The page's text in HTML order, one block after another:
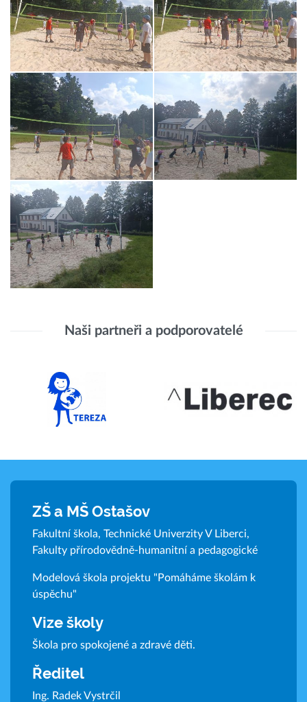
Naši partneři a podporovatelé
ZŠ a MŠ Ostašov
Fakultní škola, Technické Univerzity V Liberci,
Fakulty přírodovědně-humanitní a pedagogické
Modelová škola projektu "Pomáháme školám k
úspěchu"
Vize školy
Škola pro spokojené a zdravé děti.
Ředitel
Ing. Radek Vystrčil